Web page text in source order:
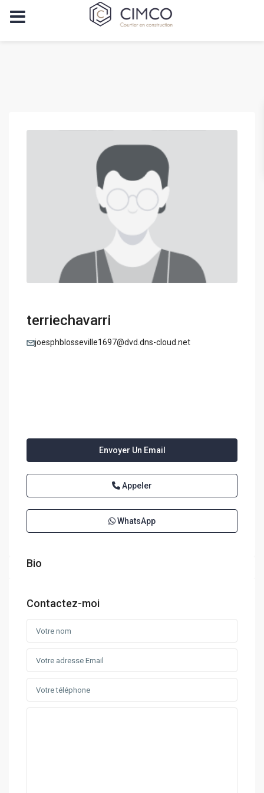
terriechavarri
joesphblosseville1697@dvd.dns-cloud.net
Envoyer Un Email
Appeler
WhatsApp
Bio
Contactez-moi